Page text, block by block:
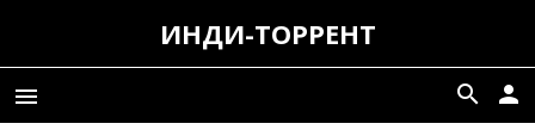
ИНДИ-ТОРРЕНТ
menu person
search